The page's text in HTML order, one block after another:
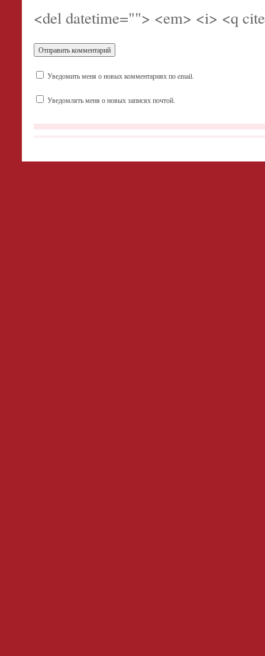
<del datetime=""> <em> <i> <q
Уведомить меня о новых комментариях по email.
Уведомлять меня о новых записях почтой.